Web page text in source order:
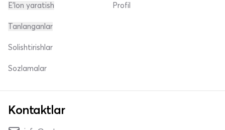
E'lon yaratish Profil
Tanlanganlar
Solishtirishlar
Sozlamalar
Kontaktlar